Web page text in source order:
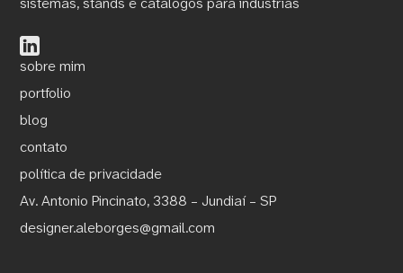
sobre mim
portfolio
blog
contato
política de privacidade
Av. Antonio Pincinato, 3388 – Jundiaí – SP
designer.aleborges@gmail.com